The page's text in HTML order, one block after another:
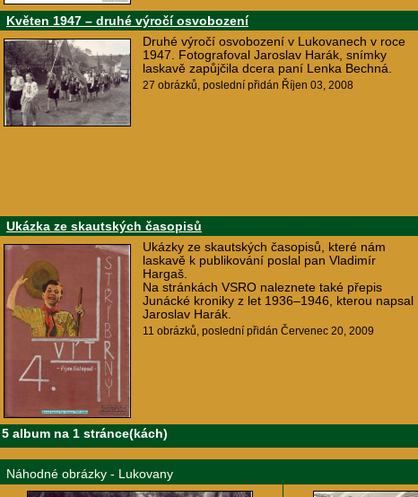
Květen 1947 – druhé výročí osvobození
Druhé výročí osvobození v Lukovanech v roce
1947. Fotografoval Jaroslav Harák, snímky
laskavě zapůjčila dcera paní Lenka Bechná.
27 obrázků, poslední přidán Říjen 03, 2008
Ukázka ze skautských časopisů
Ukázky ze skautských časopisů, které nám
laskavě k publikování poslal pan Vladimír
Hargaš.
Na stránkách VSRO naleznete také přepis
Junácké kroniky z let 1936–1946, kterou napsal
Jaroslav Harák.
11 obrázků, poslední přidán Červenec 20, 2009
5 album na 1 stránce(kách)
Náhodné obrázky - Lukovany